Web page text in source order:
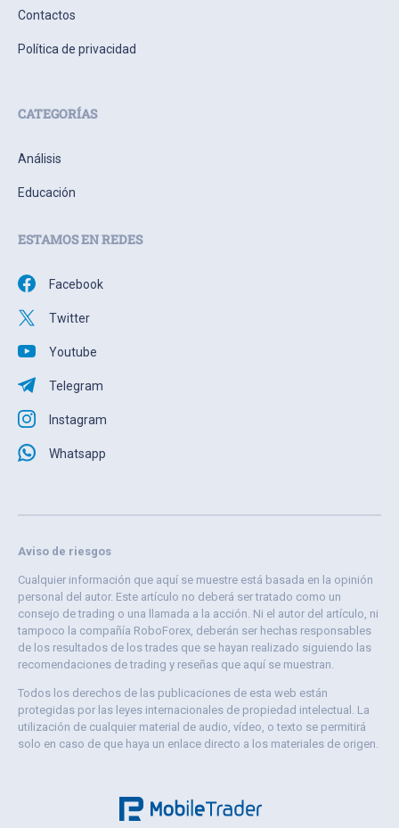
Contactos
Política de privacidad
CATEGORÍAS
Análisis
Educación
ESTAMOS EN REDES
Facebook
Twitter
Youtube
Telegram
Instagram
Whatsapp
Aviso de riesgos
Cualquier información que aquí se muestre está basada en la opinión
personal del autor. Este artículo no deberá ser tratado como un
consejo de trading o una llamada a la acción. Ni el autor del artículo, ni
tampoco la compañía RoboForex, deberán ser hechas responsables
de los resultados de los trades que se hayan realizado siguiendo las
recomendaciones de trading y reseñas que aquí se muestran.
Todos los derechos de las publicaciones de esta web están
protegidas por las leyes internacionales de propiedad intelectual. La
utilización de cualquier material de audio, vídeo, o texto se permitirá
solo en caso de que haya un enlace directo a los materiales de origen.